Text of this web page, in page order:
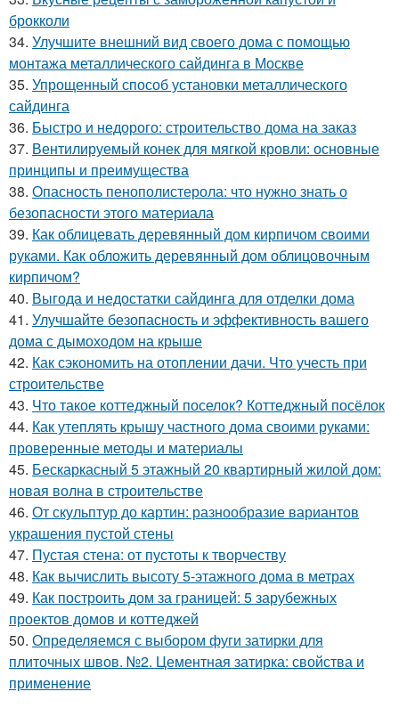
брокколи
34. Улучшите внешний вид своего дома с помощью
монтажа металлического сайдинга в Москве
35. Упрощенный способ установки металлического
сайдинга
36. Быстро и недорого: строительство дома на заказ
37. Вентилируемый конек для мягкой кровли: основные
принципы и преимущества
38. Опасность пенополистерола: что нужно знать о
безопасности этого материала
39. Как облицевать деревянный дом кирпичом своими
руками. Как обложить деревянный дом облицовочным
кирпичом?
40. Выгода и недостатки сайдинга для отделки дома
41. Улучшайте безопасность и эффективность вашего
дома с дымоходом на крыше
42. Как сэкономить на отоплении дачи. Что учесть при
строительстве
43. Что такое коттеджный поселок? Коттеджный посёлок
44. Как утеплять крышу частного дома своими руками:
проверенные методы и материалы
45. Бескаркасный 5 этажный 20 квартирный жилой дом:
новая волна в строительстве
46. От скульптур до картин: разнообразие вариантов
украшения пустой стены
47. Пустая стена: от пустоты к творчеству
48. Как вычислить высоту 5-этажного дома в метрах
49. Как построить дом за границей: 5 зарубежных
проектов домов и коттеджей
50. Определяемся с выбором фуги затирки для
плиточных швов. №2. Цементная затирка: свойства и
применение